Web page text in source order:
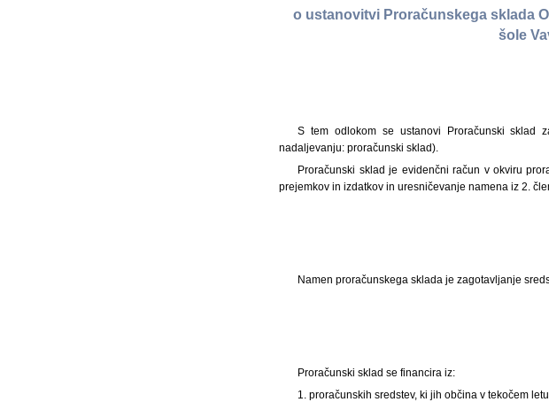
o ustanovitvi Proračunskega sklada
šole
S tem odlokom se ustanovi Proračunski sklad
nadaljevanju: proračunski sklad).
Proračunski sklad je evidenčni račun v okviru
prejemkov in izdatkov in uresničevanje namena iz 2.
Namen proračunskega sklada je zagotavljanje
Proračunski sklad se financira iz:
1. proračunskih sredstev, ki jih občina v tekočem